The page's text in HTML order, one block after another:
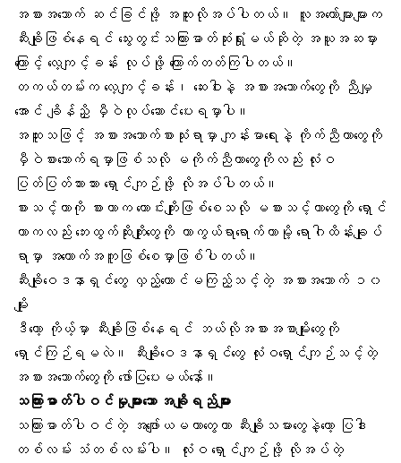
အစားအသောက် ဆင်ခြင်ဖို့ အထူးလိုအပ်ပါတယ်။ လူအတော်များများက
ဆီးချိုဖြစ်နေရင် သွေးတွင်းသကြားဓာတ်ဆုံးရှုံးမယ်ဆိုတဲ့ အယူအဆမှား
ကြောင့် လေ့ကျင့်ခန်း လုပ်ဖို့ ကြောက်တတ်ကြပါတယ်။
တကယ်တမ်းက လေ့ကျင့်ခန်း၊ ဆေးဝါးနဲ့ အစားအသောက်တွေကို ညီမျှ
အောင် ချိန်ညှိ မှီဝဲလုပ်ဆောင်ပေးရမှာပါ။
အထူးသဖြင့် အစားအသောက်စားသုံးရာမှာ ကျန်းမာရေးနဲ့ ကိုက်ညီတာတွေကို
မှီဝဲစားသောက်ရမှာဖြစ်သလို မကိုက်ညီတာတွေကိုလည်း လုံးဝ
ပြတ်ပြတ်သားသား ရှောင်ကျဉ်ဖို့ လိုအပ်ပါတယ်။
စားသင့်တာကို စားတာက ကောင်းကျိုးဖြစ်စေသလို မစားသင့်တာတွေကို ရှောင်
တာကလည်း ဘေးထွက်ဆိုးကျိုးတွေကို ကာကွယ်ရာရောက်တာမို့ ရောဂါထိန်းချုပ်
ရာမှာ အထောက်အကူဖြစ်စေမှာဖြစ်ပါတယ်။
ဆီးချိုဝေဒနာရှင်တွေ လှည့်တောင်မကြည့်သင့်တဲ့ အစားအသောက် ၁၀
မျိုး
ဒီတော့ ကိုယ့်မှာ ဆီးချိုဖြစ်နေရင် ဘယ်လိုအစားအစာမျိုးတွေကို
ရှောင်ကြဉ်ရမလဲ။ ဆီးချိုဝေဒနာရှင်တွေ လုံးဝရှောင်ကျဉ်သင့်တဲ့
အစားအသောက်တွေကို ဖော်ပြပေးမယ်နော်။
သကြားဓာတ်ပါဝင်မှုများသော အချိုရည်များ
သကြားဓာတ်ပါဝင်တဲ့ အဖျော်ယမကာတွေဟာ ဆီးချိုသမားတွေနဲ့တော့ ပြဒါး
တစ်လမ်း သံတစ်လမ်းပါ။ လုံးဝ ရှောင်ကျဉ်ဖို့ လိုအပ်တဲ့